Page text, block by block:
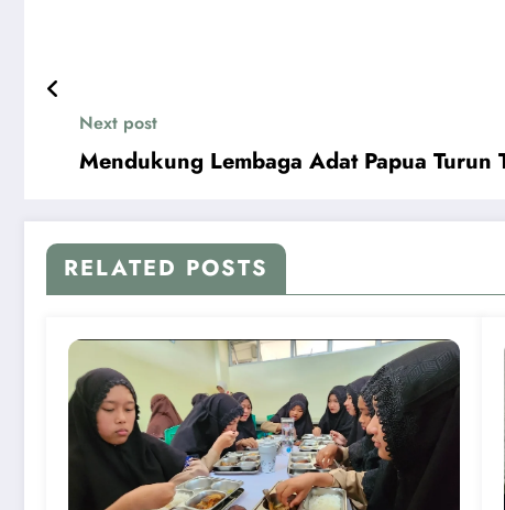
Next post
Mendukung Lembaga Adat Papua Turun
RELATED POSTS